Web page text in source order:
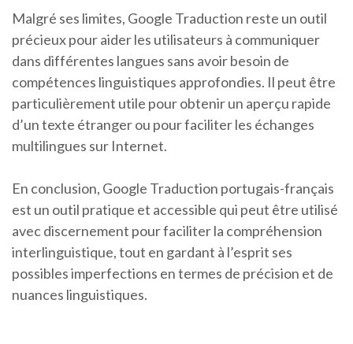
Malgré ses limites, Google Traduction reste un outil
précieux pour aider les utilisateurs à communiquer
dans différentes langues sans avoir besoin de
compétences linguistiques approfondies. Il peut être
particulièrement utile pour obtenir un aperçu rapide
d’un texte étranger ou pour faciliter les échanges
multilingues sur Internet.
En conclusion, Google Traduction portugais-français
est un outil pratique et accessible qui peut être utilisé
avec discernement pour faciliter la compréhension
interlinguistique, tout en gardant à l’esprit ses
possibles imperfections en termes de précision et de
nuances linguistiques.